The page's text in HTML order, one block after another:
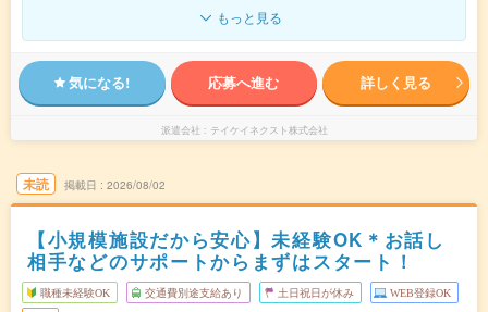
もっと見る
気になる! 応募へ進む 詳しく見る
派遣会社 テイケイネクスト株式会社
未読 掲載日 2026/08/02
【小規模施設だから安心】未経験OK＊お話し
相手などのサポートからまずはスタート！
職種未経験OK 交通費別途支給あり 土日祝日が休み WEB登録OK